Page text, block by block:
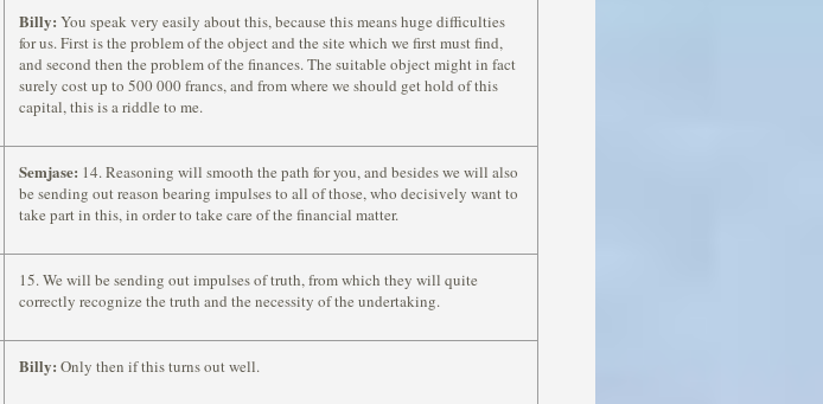
Billy: You speak very easily about this, because this means huge difficulties
for us. First is the problem of the object and the site which we ﬁrst must ﬁnd,
and second then the problem of the finances. The suitable object might in fact
surely cost up to 500 000 francs, and from where we should get hold of this
capital, this is a riddle to me.
Semjase: 14. Reasoning will smooth the path for you, and besides we will also
be sending out reason bearing impulses to all of those, who decisively want to
take part in this, in order to take care of the financial matter.
15. We will be sending out impulses of truth, from which they will quite
correctly recognize the truth and the necessity of the undertaking.
Billy: Only then if this turns out well.